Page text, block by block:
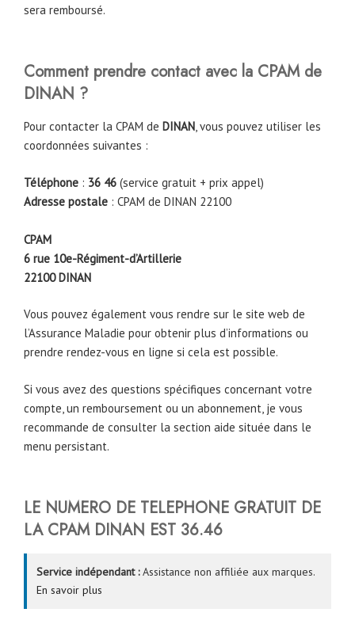
sera remboursé.
Comment prendre contact avec la CPAM de
DINAN ?
Pour contacter la CPAM de DINAN, vous pouvez utiliser les
coordonnées suivantes :
Téléphone : 36 46 (service gratuit + prix appel)
Adresse postale : CPAM de DINAN 22100
CPAM
6 rue 10e-Régiment-d’Artillerie
22100DINAN
Vous pouvez également vous rendre sur le site web de
l’Assurance Maladie pour obtenir plus d’informations ou
prendre rendez-vous en ligne si cela est possible.
Si vous avez des questions spécifiques concernant votre
compte, un remboursement ou un abonnement, je vous
recommande de consulter la section aide située dans le
menu persistant.
LE NUMERO DE TELEPHONE GRATUIT DE
LA CPAM DINAN EST 36.46
Service indépendant :Assistance non affiliée aux marques.
En savoir plus